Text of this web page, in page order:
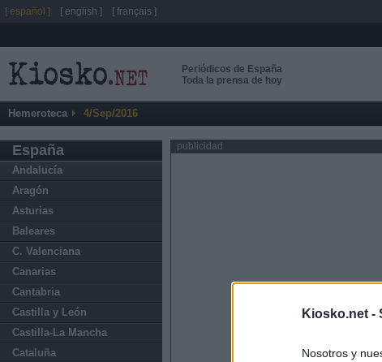
Kiosko.net -
Nosotros y
Periódicos de España
Toda la prensa de hoy
Hemeroteca 4/Sep/2016
España
Andalucía
Aragón
Asturias
Baleares
C. Valenciana
Canarias
Cantabria
Castilla y León
Castilla-La Mancha
Cataluña
publicidad
[ español ] [ english ] [ français ]